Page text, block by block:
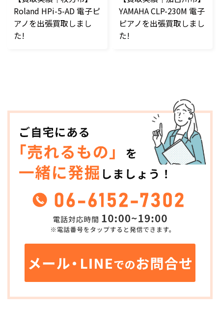
Roland HPi-5-AD 電子ピ
アノを出張買取しまし
た!
YAMAHA CLP-230M 電子
ピアノを出張買取しまし
た!